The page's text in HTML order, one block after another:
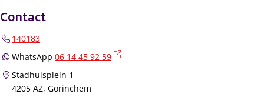
Contact
140183
WhatsApp 06 14 45 92 59
Stadhuisplein 1
4205 AZ, Gorinchem